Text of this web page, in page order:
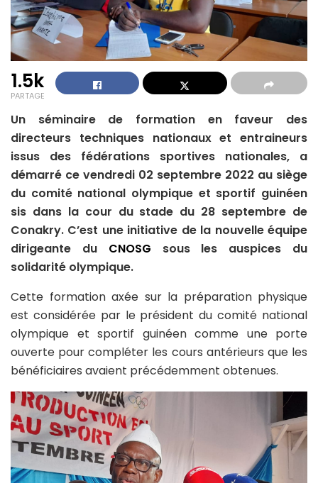
1.5k
PARTAGE
Un séminaire de formation en faveur des
directeurs techniques nationaux et entraineurs
issus des fédérations sportives nationales, a
démarré ce vendredi 02 septembre 2022 au siège
du comité national olympique et sportif guinéen
sis dans la cour du stade du 28 septembre de
Conakry. C’est une initiative de la nouvelle équipe
dirigeante du CNOSG sous les auspices du
solidarité olympique.
Cette formation axée sur la préparation physique
est considérée par le président du comité national
olympique et sportif guinéen comme une porte
ouverte pour compléter les cours antérieurs que les
bénéficiaires avaient précédemment obtenues.